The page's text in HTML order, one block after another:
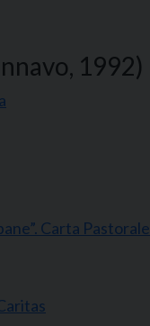
1992)
Carta Pastorale